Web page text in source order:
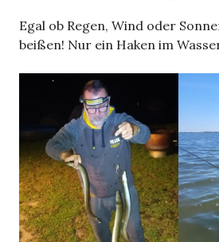
Egal ob Regen, Wind oder
beißen! Nur ein Haken im